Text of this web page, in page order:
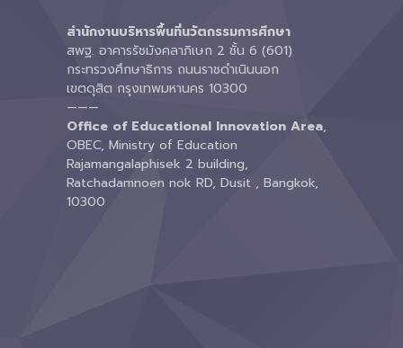
สำนักงานบริหารพื้นที่นวัตกรรมการศึกษา
สพฐ. อาคารรัชมังคลาภิเษก 2 ชั้น 6 (601)
กระทรวงศึกษาธิการ ถนนราชดำเนินนอก
เขตดุสิต กรุงเทพมหานคร 10300
———
Office of Educational Innovation Area,
OBEC, Ministry of Education
Rajamangalaphisek 2 building,
Ratchadamnoen nok RD, Dusit , Bangkok,
10300